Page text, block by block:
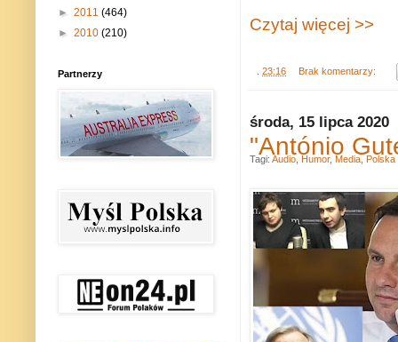
Czytaj więcej >>
23:16 Brak komentarzy:
środa, 15 lipca 2020
"António
Tagi: Audio Humor, Media Polska
► 2011 (464)
► 2010 (210)
Partnerzy